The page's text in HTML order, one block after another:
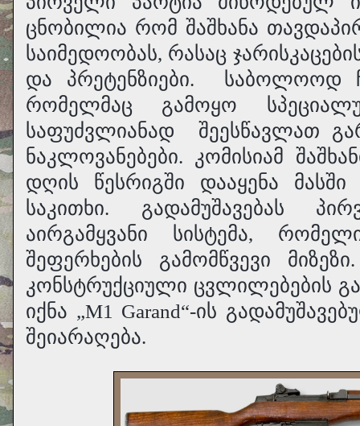
ცნობილია რომ შაშხანა
საიმედოობას, რასაც
და პრეტენზიები.
საბოლოოდ
რომელმაც გამოყო
საფუძვლიანად
შეესწავლათ
ნაკლოვანებები. კომისიამ
დღის წესრიგში დააყენა
საკითხი. გადამუშავებას
აირგამყვანი სისტემა,
შეფერხების გამომწვევი
კონსტრუქციული ცვლილებების
იქნა „M1 Garand“-ის
შეიარაღება.